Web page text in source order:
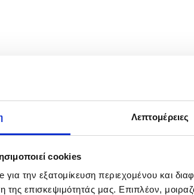
Λεπτομέρειες
cookies
για την εξατομίκευση περιεχομένου και
της επισκεψιμότητάς μας. Επιπλέον,
, κατασκευασμένο από υλικό
στιβαρά και ισορροπημένα του
και ελαφριά κατασκευή του,